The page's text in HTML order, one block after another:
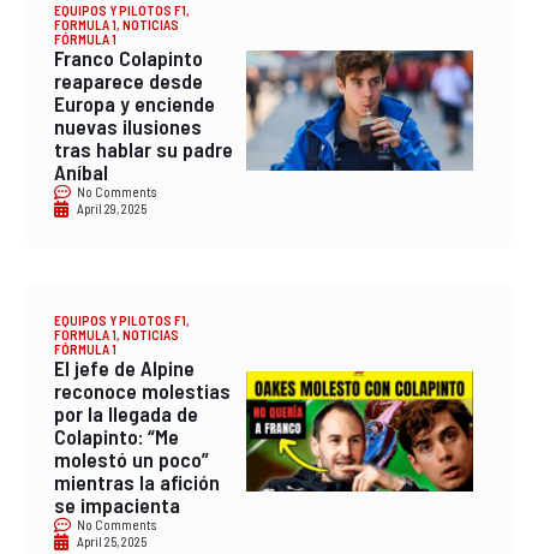
EQUIPOS Y PILOTOS F1,
FORMULA 1, NOTICIAS
FÓRMULA 1
Franco Colapinto
reaparece desde
Europa y enciende
nuevas ilusiones
tras hablar su padre
Aníbal
No Comments
April 29, 2025
EQUIPOS Y PILOTOS F1,
FORMULA 1, NOTICIAS
FÓRMULA 1
El jefe de Alpine
reconoce molestias
por la llegada de
Colapinto: “Me
molestó un poco”
mientras la afición
se impacienta
No Comments
April 25, 2025